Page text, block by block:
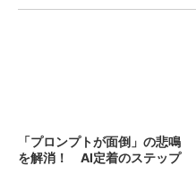
「プロンプトが面倒」の悲鳴
を解消！ AI定着のステップ